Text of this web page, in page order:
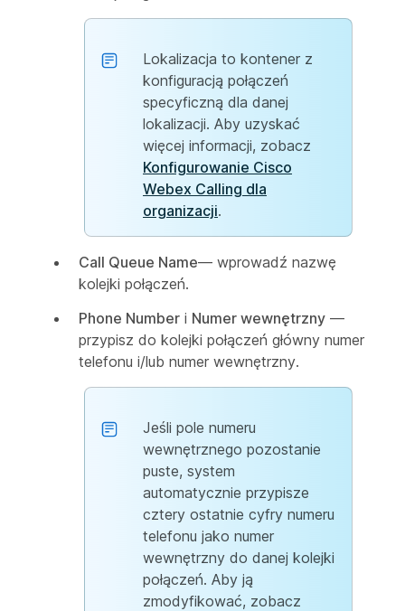
Lokalizacja to kontener z
konfiguracją połączeń
specyficzną dla danej
lokalizacji. Aby uzyskać
więcej informacji, zobacz
Konfigurowanie Cisco
Webex Calling dla
organizacji.
Call Queue Name— wprowadź nazwę
kolejki połączeń.
Phone Number i Numer wewnętrzny —
przypisz do kolejki połączeń główny numer
telefonu i/lub numer wewnętrzny.
Jeśli pole numeru
wewnętrznego pozostanie
puste, system
automatycznie przypisze
cztery ostatnie cyfry numeru
telefonu jako numer
wewnętrzny do danej kolejki
połączeń. Aby ją
zmodyfikować, zobacz